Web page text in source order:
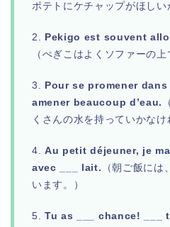
ポテトにケチャップがほしい
2. Pekigo est souvent
（ぺぎこはよくソファーの
3. Pour se promener
amener beaucoup d’eau.
くさんの水を持っていかなけ
4.Au petit déjeuner, je
avec ___ lait.
（朝ご飯には
います。）
5.Tu as ___ chance! ___